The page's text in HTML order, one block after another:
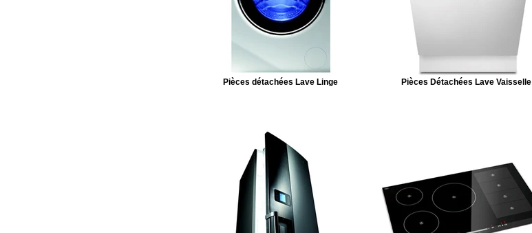
Pièces détachées Lave Linge Pièces Détachées Lave Vaisselle